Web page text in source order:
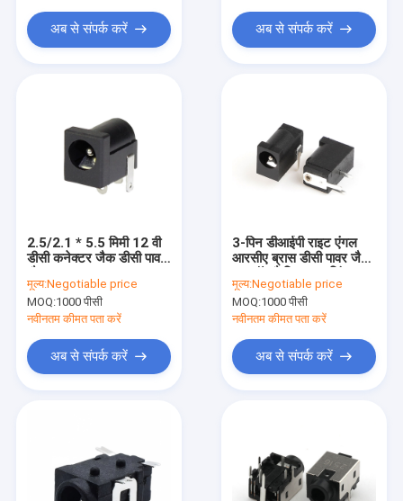
अब से संपर्क करें अब से संपर्क करें
2.5/2.1 * 5.5 मिमी 12 वी
डीसी कनेक्टर जैक डीसी पावर
मूल्य:Negotiable price
MOQ:1000 पीसी
नवीनतम कीमत पता करें
अब से संपर्क करें
3-पिन डीआईपी राइट एंगल
आरसीए ब्रास डीसी पावर जैक
30V 1A ऑडियोवीडियो महिला
कनेक्टर
मूल्य:Negotiable price
MOQ:1000 पीसी
नवीनतम कीमत पता करें
अब से संपर्क करें